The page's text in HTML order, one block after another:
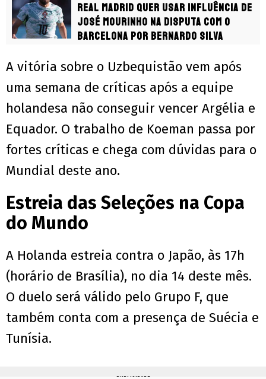
Real Madrid quer usar influência de
José Mourinho na disputa com o
Barcelona por Bernardo Silva
A vitória sobre o Uzbequistão vem após
uma semana de críticas após a equipe
holandesa não conseguir vencer Argélia e
Equador. O trabalho de Koeman passa por
fortes críticas e chega com dúvidas para o
Mundial deste ano.
Estreia das Seleções na Copa
do Mundo
A Holanda estreia contra o Japão, às 17h
(horário de Brasília), no dia 14 deste mês.
O duelo será válido pelo Grupo F, que
também conta com a presença de Suécia e
Tunísia.